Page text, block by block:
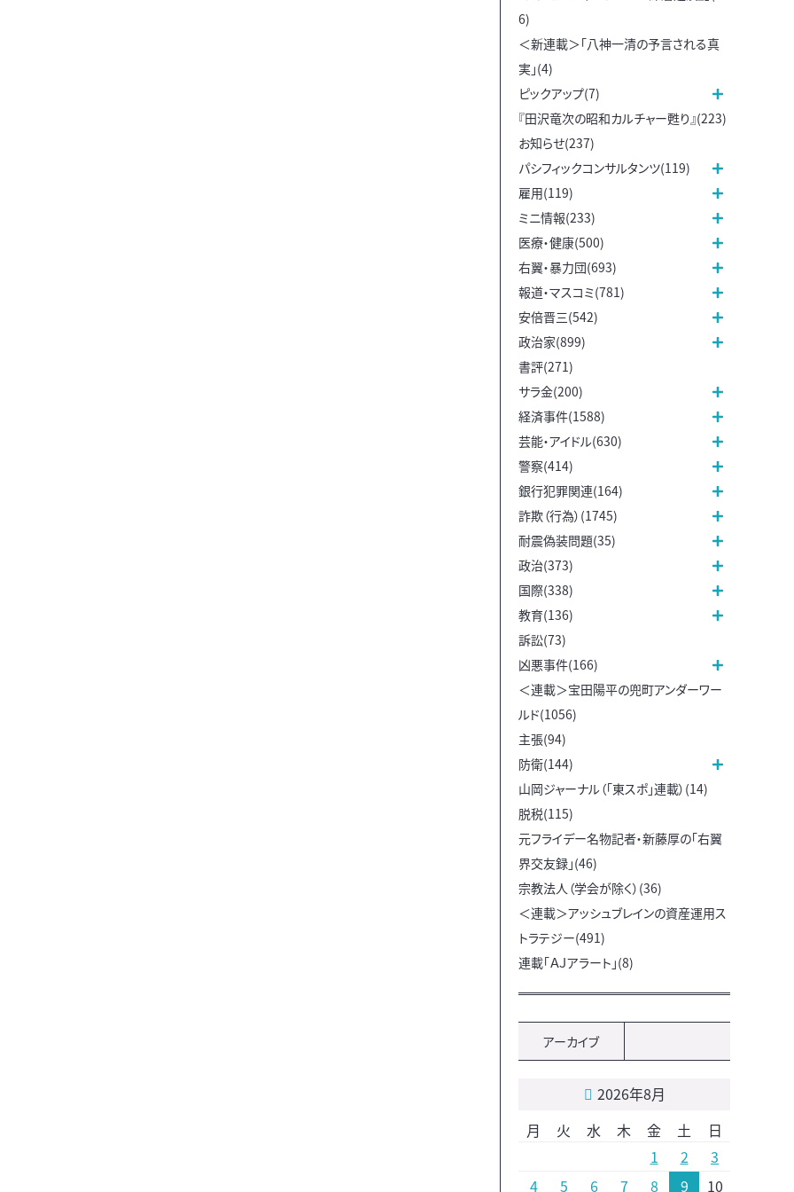
6)
＜新連載＞「八神一清の予言される真
実」(4)
ピックアップ(7)
『田沢竜次の昭和カルチャー甦り』(223)
お知らせ(237)
パシフィックコンサルタンツ(119)
雇用(119)
ミニ情報(233)
医療・健康(500)
右翼・暴力団(693)
報道・マスコミ(781)
安倍晋三(542)
政治家(899)
書評(271)
サラ金(200)
経済事件(1588)
芸能・アイドル(630)
警察(414)
銀行犯罪関連(164)
詐欺（行為）(1745)
耐震偽装問題(35)
政治(373)
国際(338)
教育(136)
訴訟(73)
凶悪事件(166)
＜連載＞宝田陽平の兜町アンダーワー
ルド(1056)
主張(94)
防衛(144)
山岡ジャーナル（「東スポ」連載）(14)
脱税(115)
元フライデー名物記者・新藤厚の「右翼
界交友録」(46)
宗教法人（学会が除く）(36)
＜連載＞アッシュブレインの資産運用ス
トラテジー(491)
連載「ＡＪアラート」(8)
アーカイブ
2026年8月
月
火 水 木 金 土
日
1
2
3
4
5 6 7 8 9 10